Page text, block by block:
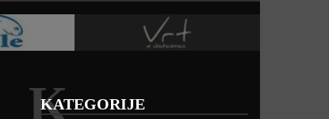
KATEGORIJE
K